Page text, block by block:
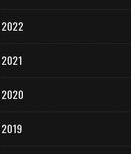
2022
2021
2020
2019